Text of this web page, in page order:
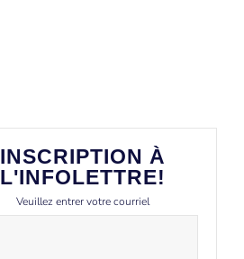
INSCRIPTION À
L'INFOLETTRE!
Veuillez entrer votre courriel